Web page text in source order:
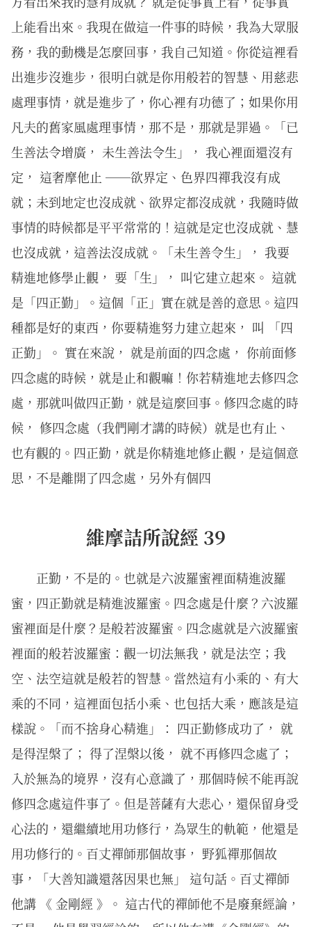
上能看出來。我現在做這一件事的時候，我為大眾服
務，我的動機是怎麼回事，我自己知道。你從這裡看
出進步沒進步，很明白就是你用般若的智慧、用慈悲
處理事情，就是進步了，你心裡有功德了；如果你用
凡夫的舊家風處理事情，那不是，那就是罪過。「已
生善法令增廣， 未生善法令生」， 我心裡面還沒有
定， 這奢摩他止 ──欲界定、色界四禪我沒有成
就；未到地定也沒成就、欲界定都沒成就，我隨時做
事情的時候都是平平常常的！這就是定也沒成就、慧
也沒成就，這善法沒成就。「未生善令生」， 我要
精進地修學止觀， 要「生」， 叫它建立起來。 這就
是「四正勤」。這個「正」實在就是善的意思。這四
種都是好的東西，你要精進努力建立起來， 叫 「四
正勤」。 實在來說， 就是前面的四念處， 你前面修
四念處的時候，就是止和觀嘛！你若精進地去修四念
處，那就叫做四正勤，就是這麼回事。修四念處的時
候， 修四念處（我們剛才講的時候）就是也有止、
也有觀的。四正勤，就是你精進地修止觀，是這個意
思，不是離開了四念處，另外有個四
維摩詰所說經 39
正勤，不是的。也就是六波羅蜜裡面精進波羅
蜜，四正勤就是精進波羅蜜。四念處是什麼？六波羅
蜜裡面是什麼？是般若波羅蜜。四念處就是六波羅蜜
裡面的般若波羅蜜：觀一切法無我，就是法空；我
空、法空這就是般若的智慧。當然這有小乘的、有大
乘的不同，這裡面包括小乘、也包括大乘，應該是這
樣說。「而不捨身心精進」： 四正勤修成功了， 就
是得涅槃了； 得了涅槃以後， 就不再修四念處了；
入於無為的境界，沒有心意識了，那個時候不能再說
修四念處這件事了。但是菩薩有大悲心，還保留身受
心法的，還繼續地用功修行，為眾生的軌範，他還是
用功修行的。百丈禪師那個故事， 野狐禪那個故
事，「大善知識還落因果也無」 這句話。百丈禪師
他講 《 金剛經 》。 這古代的禪師他不是廢棄經論，